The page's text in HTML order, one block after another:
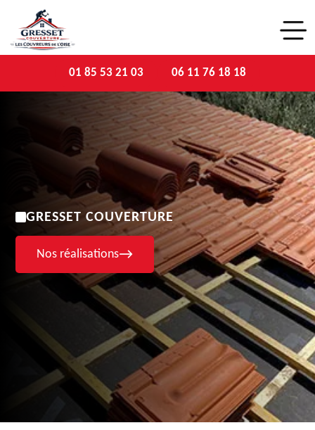
01 85 53 21 03 06 11 76 18 18
GRESSET COUVERTURE
Nos réalisations